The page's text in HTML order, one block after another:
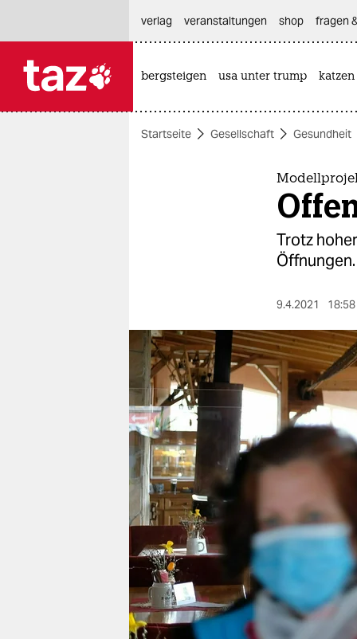
themen
berlin
nord
wahrheit
verlag
verlag
veranstaltungen
shop
fragen & hilfe
unterstützen
verlag
veranstaltungen shop fragen
bergsteigen usa unter trump katzen
Startseite Gesellschaft Gesundheit
Trotz
9.4.2021